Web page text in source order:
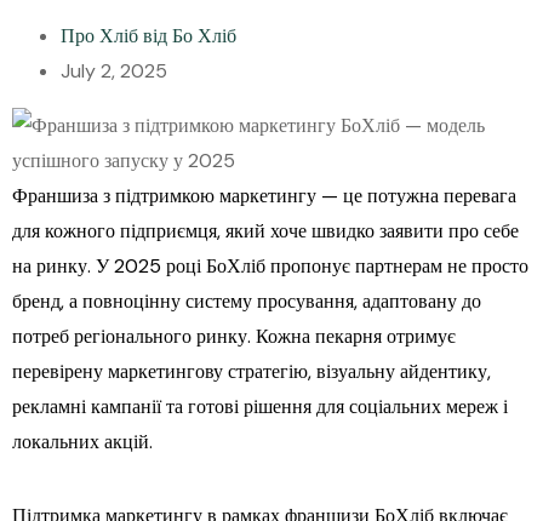
Про Хліб від Бо Хліб
July 2, 2025
Франшиза з підтримкою маркетингу — це потужна перевага
для кожного підприємця, який хоче швидко заявити про себе
на ринку. У 2025 році БоХліб пропонує партнерам не просто
бренд, а повноцінну систему просування, адаптовану до
потреб регіонального ринку. Кожна пекарня отримує
перевірену маркетингову стратегію, візуальну айдентику,
рекламні кампанії та готові рішення для соціальних мереж і
локальних акцій.
Підтримка маркетингу в рамках франшизи БоХліб включає